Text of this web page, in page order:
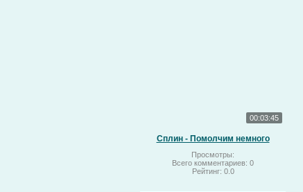
00:03:45
Сплин - Помолчим немного
Просмотры:
Всего комментариев: 0
Рейтинг: 0.0